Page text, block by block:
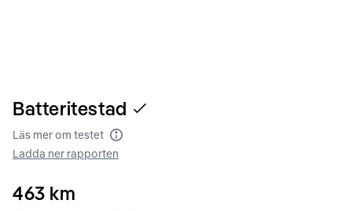
Batteritestad
Läs mer om testet Batteritest
Ladda ner rapporten
463 km